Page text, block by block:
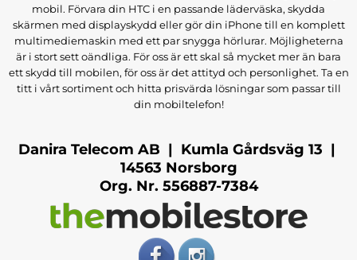
mobil. Förvara din HTC i en passande läderväska, skydda
skärmen med displayskydd eller gör din iPhone till en komplett
multimediemaskin med ett par snygga hörlurar. Möjligheterna
är i stort sett oändliga. För oss är ett skal så mycket mer än bara
ett skydd till mobilen, för oss är det attityd och personlighet. Ta en
titt i vårt sortiment och hitta prisvärda lösningar som passar till
din mobiltelefon!
Danira Telecom AB | Kumla Gårdsväg 13 |
14563 Norsborg
Org. Nr. 556887-7384